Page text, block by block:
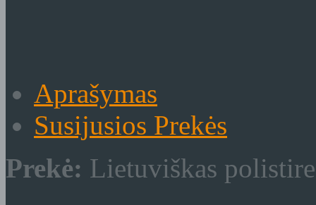
Aprašymas
Susijusios Prekės
Prekė: Lietuviškas